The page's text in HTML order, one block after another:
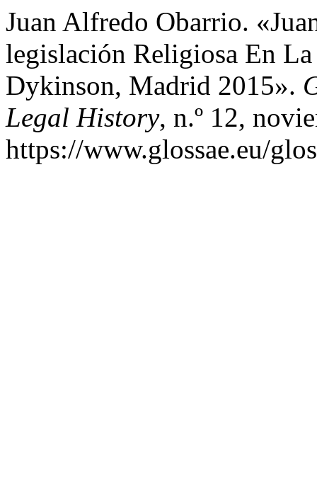
Juan Alfredo Obarrio.
legislación Religiosa En
Dykinson, Madrid 2015».
Legal History, n.º 12,
https://www.glossae.eu/